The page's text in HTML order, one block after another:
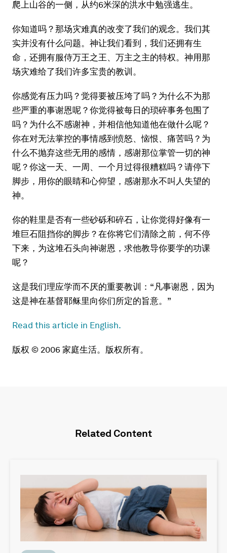
爬上山谷的一侧，从约6米深的洪水中勉强逃生。
你知道吗？那场灾难真的改变了我们的观念。我们其
实并没有什么问题。神让我们看到，我们还拥有生
命，还拥有服侍万王之王、万主之主的特权。神用那
场灾难给了我们许多宝贵的教训。
你感觉有压力吗？觉得要被压垮了吗？为什么不为那
些严重的事谢恩呢？你觉得被每日的琐碎事务包围了
吗？为什么不感谢神，并相信他知道他在做什么呢？
你在对无法掌控的事情感到愤怒、恼恨、痛苦吗？为
什么不抛弃这些无用的感情，感谢那位掌管一切的神
呢？你这一天、一周、一个月过得很糟糕吗？请停下
脚步，用你的眼睛和心仰望，感谢那永不叫人失望的
神。
你的鞋里是否有一些砂砾和碎石，让你觉得好像有一
堆巨石阻挡你的脚步？在你将它们清除之前，何不停
下来，为这堆石头向神谢恩，求他教导你要学的功课
呢？
这是我们理应学而不厌的重要教训：“凡事谢恩，因为
这是神在基督耶稣里向你们所定的旨意。”
Read this article in English.
版权 © 2006 家庭生活。版权所有。
Related Content